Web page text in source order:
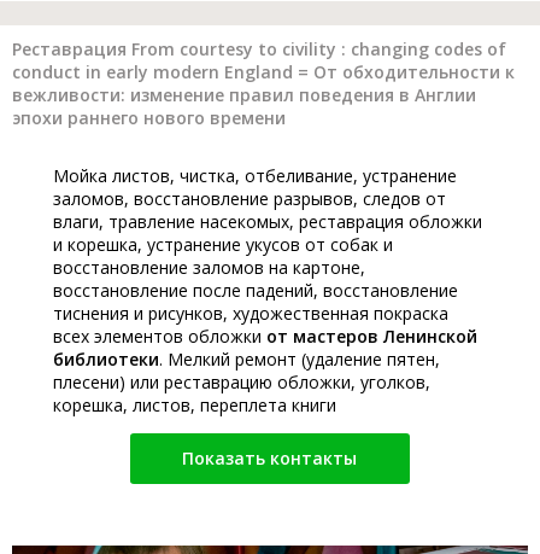
Реставрация From courtesy to civility : changing codes of
conduct in early modern England = От обходительности к
вежливости: изменение правил поведения в Англии
эпохи раннего нового времени
Мойка листов, чистка, отбеливание, устранение
заломов, восстановление разрывов, следов от
влаги, травление насекомых, реставрация обложки
и корешка, устранение укусов от собак и
восстановление заломов на картоне,
восстановление после падений, восстановление
тиснения и рисунков, художественная покраска
всех элементов обложки от мастеров Ленинской
библиотеки. Мелкий ремонт (удаление пятен,
плесени) или реставрацию обложки, уголков,
корешка, листов, переплета книги
Показать контакты